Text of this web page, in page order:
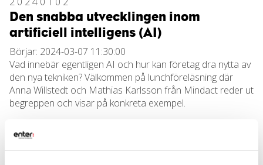
Den snabba utvecklingen inom
artificiell intelligens (AI)
Börjar: 2024-03-07 11:30:00
Vad innebär egentligen AI och hur kan företag dra nytta av
den nya tekniken? Välkommen på lunchföreläsning där
Anna Willstedt och Mathias Karlsson från Mindact reder ut
begreppen och visar på konkreta exempel.